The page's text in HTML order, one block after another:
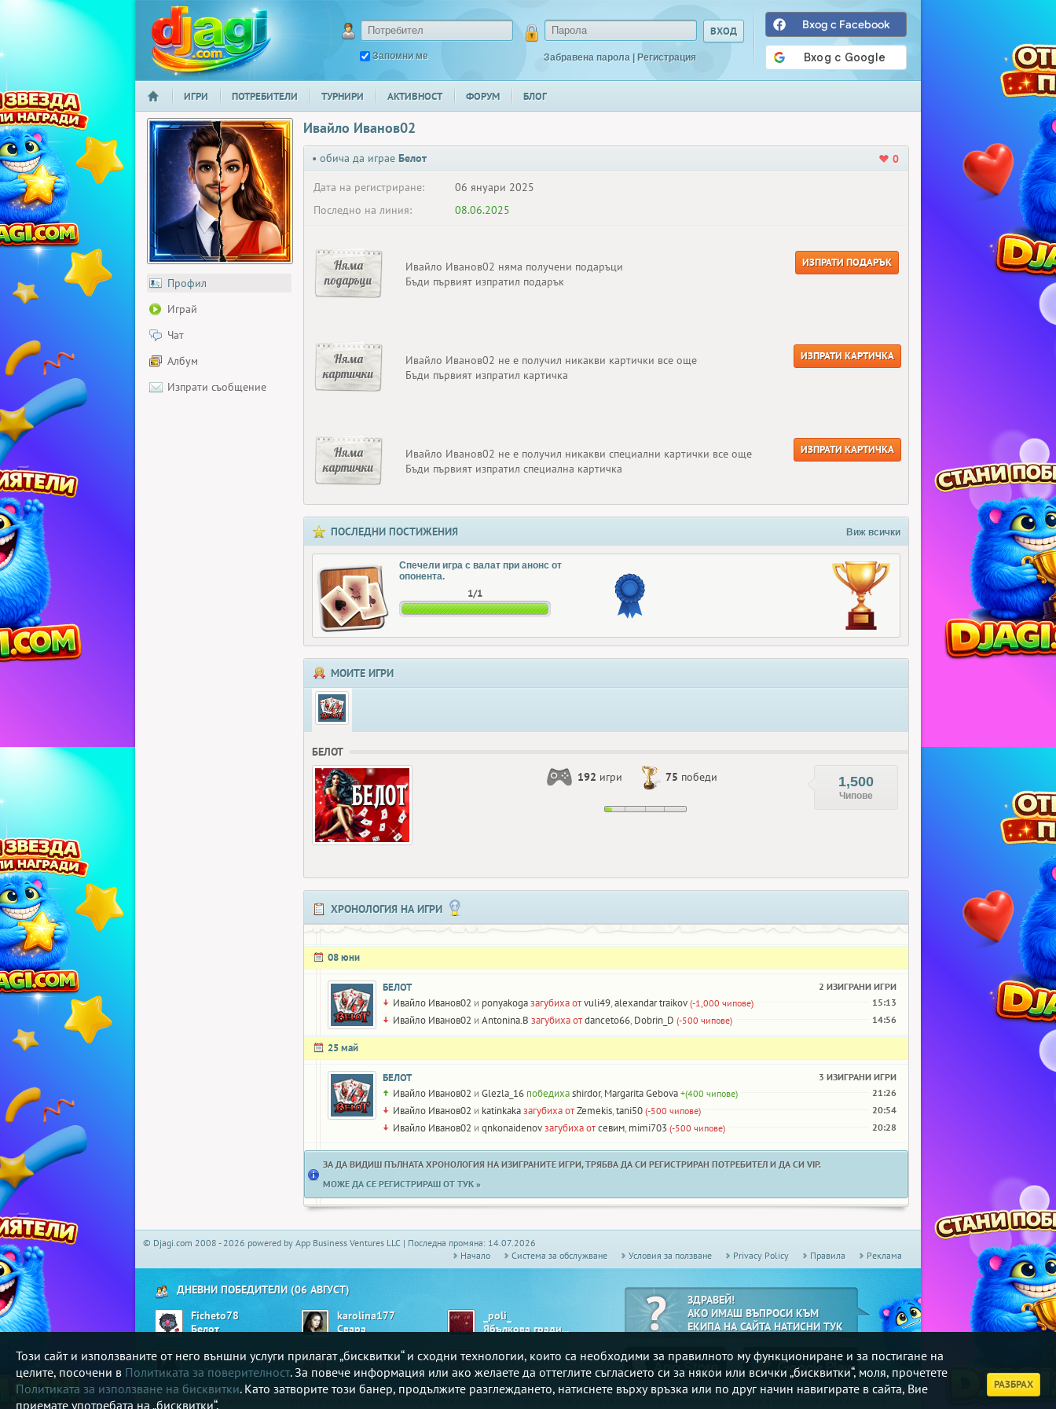
djagi.com
Запомни ме Забравена парола | Регистрация
Вход с Facebook
НАЧАЛО
ИГРИ ПОТРЕБИТЕЛИ ТУРНИРИ АКТИВНОСТ ФОРУМ БЛОГ
Профил
Играй
Чат
Албум
Изпрати съобщение
Ивайло Иванов02
• обича да играе Белот
0
Дата на регистриране:
06 януари 2025
Последно на линия:
08.06.2025
Няма
подаръци
Ивайло Иванов02 няма получени подаръци
Бъди първият изпратил подарък
ИЗПРАТИ ПОДАРЪК
Няма
картички
Ивайло Иванов02 не е получил никакви картички все още
Бъди първият изпратил картичка
ИЗПРАТИ КАРТИЧКА
Няма
картички
Ивайло Иванов02 не е получил никакви специални картички все още
Бъди първият изпратил специална картичка
ИЗПРАТИ КАРТИЧКА
ПОСЛЕДНИ ПОСТИЖЕНИЯ Виж всички
Спечели игра с валат при анонс от
опонента.
1/1
МОИТЕ ИГРИ
БЕЛОТ
192 игри 75 победи 1,500
Чипове
ХРОНОЛОГИЯ НА ИГРИ
08 юни
БЕЛОТ 2 ИЗИГРАНИ ИГРИ
Ивайло Иванов02 и ponyakogaзагубиха отvuli49,alexandar traikov (-1,000 чипове) 15:13
Ивайло Иванов02 и Antonina.B загубиха отdanceto66, Dobrin_D (-500 чипове) 14:56
25 май
БЕЛОТ 3 ИЗИГРАНИ ИГРИ
Ивайло Иванов02 и Glezla_16 победихаshirdor, Margarita Gebova +(400 чипове) 21:26
Ивайло Иванов02 и katinkakaзагубиха отZemekis,tani50 (-500 чипове) 20:54
Ивайло Иванов02 и qnkonaidenovзагубиха отсевим, mimi703 (-500 чипове) 20:28
ЗА ДА ВИДИШ ПЪЛНАТА ХРОНОЛОГИЯ НА ИЗИГРАНИТЕ ИГРИ, ТРЯБВА ДА СИ РЕГИСТРИРАН ПОТРЕБИТЕЛ И ДА СИ VIP.
МОЖЕ ДА СЕ РЕГИСТРИРАШ ОТ ТУК »
Този сайт и използваните от него външни услуги прилагат „бисквитки“ и сходни технологии, които са необходими за правилното му функциониране и за постигане на
целите, посочени в Политиката за поверителност. За повече информация или ако желаете да оттеглите съгласието си за някои или всички „бисквитки“, моля, прочетете
Политиката за използване на бисквитки. Като затворите този банер, продължите разглеждането, натиснете върху връзка или по друг начин навигирате в сайта, Вие
приемате употребата на „бисквитки“.
РАЗБРАХ
© Djagi.com 2008 - 2026 powered by App Business Ventures LLC | Последна промяна: 14.07.2026
Начало
Системa за обслужване Условия за ползване Privacy Policy Правила Реклама
ДНЕВНИ ПОБЕДИТЕЛИ (06 АВГУСТ)
Ficheto78
Белот
karolina177
Свара
_poli_
Ябълкова градина
Atipov9
Билярд
Villie
Шише
Matrix__
Не се Сърди
ЗДРАВЕЙ!
АКО ИМАШ ВЪПРОСИ КЪМ
ЕКИПА НА САЙТА НАТИСНИ ТУК
В djagi.com може да играете любимите си игри като